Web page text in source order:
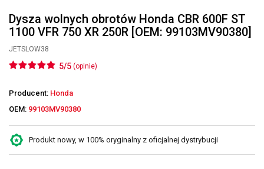
Dysza wolnych obrotów Honda CBR 600F ST
1100 VFR 750 XR 250R [OEM: 99103MV90380]
JETSLOW38
5/5 (opinie)
Producent: Honda
OEM: 99103MV90380
Produkt nowy, w 100% oryginalny z oficjalnej dystrybucji